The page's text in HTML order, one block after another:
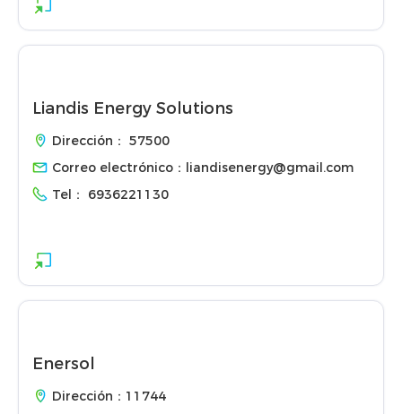
Liandis Energy Solutions
Dirección： 57500
Correo electrónico： liandisenergy@gmail.com
Tel：
6936221130
Enersol
Dirección：11744